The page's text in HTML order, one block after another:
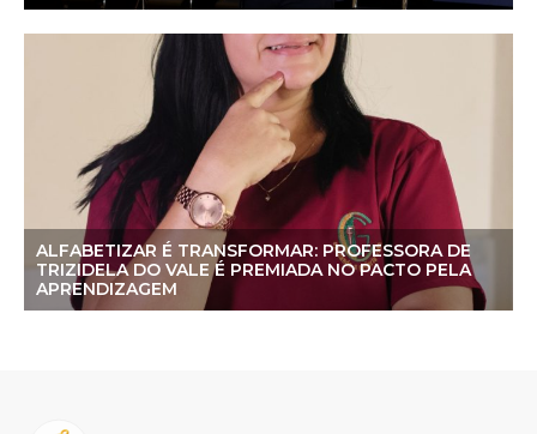
ALFABETIZAR É TRANSFORMAR: PROFESSORA DE
TRIZIDELA DO VALE É PREMIADA NO PACTO PELA
APRENDIZAGEM